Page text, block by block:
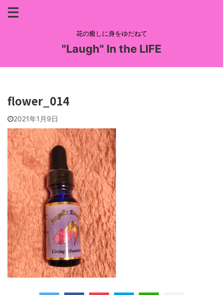
花の癒しに身をゆだねて
"Laugh" In the LIFE
flower_014
2021年1月9日